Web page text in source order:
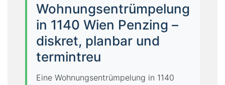
Wohnungsentrümpelung
in 1140 Wien Penzing –
diskret, planbar und
termintreu
Eine Wohnungsentrümpelung in 1140